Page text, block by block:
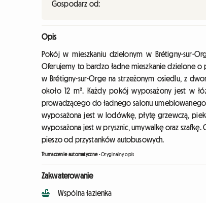
Gospodarz od:
Opis
Pokój w mieszkaniu dzielonym w Brétigny-sur-
Oferujemy to bardzo ładne mieszkanie dzielone
w Brétigny-sur-Orge na strzeżonym osiedlu, z
około 12 m². Każdy pokój wyposażony jest w
prowadzącego do ładnego salonu
wyposażona jest w lodówkę, płytę grzewczą,
wyposażona jest w prysznic, umywalkę oraz szafkę.
pieszo od przystanków autobusowych.
Tłumaczenie automatyczne-Oryginalny opis
Zakwaterowanie
Wspólna łazienka